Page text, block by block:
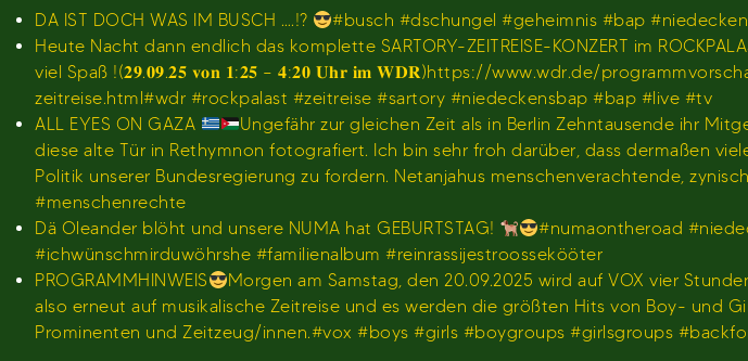
DA IST DOCH WAS IM BUSCH ….!?
#busch #dschungel #geheimnis #bap
Heute Nacht dann endlich das komplette SARTORY-ZEITREISE-KONZERT im
viel Spaß !(𝟐𝟗.𝟎𝟗.𝟐𝟓 𝐯𝐨𝐧 𝟏:𝟐𝟓 – 𝟒:𝟐𝟎 𝐔𝐡𝐫 𝐢𝐦 𝐖𝐃𝐑)https://www.wdr.de/
zeitreise.html#wdr #rockpalast #zeitreise #sartory #niedeckensbap #bap #live #tv
ALL EYES ON GAZA
Ungefähr zur gleichen Zeit als in Berlin Zehntausende ihr
diese alte Tür in Rethymnon fotografiert. Ich bin sehr froh darüber, dass dermaßen
Politik unserer Bundesregierung zu fordern. Netanjahus menschenverachtende,
#menschenrechte
Dä Oleander blöht und unsere NUMA hat GEBURTSTAG!
#numaontheroad
#ichwünschmirduwöhrshe #familienalbum #reinrassijestroossekööter
PROGRAMMHINWEIS
Morgen am Samstag, den 20.09.2025 wird auf VOX vier
also erneut auf musikalische Zeitreise und es werden die größten Hits von Boy- und
Prominenten und Zeitzeug/innen.#vox #boys #girls #boygroups #girlsgroups